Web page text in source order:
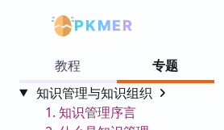
PKMER
教程
专题
知识管理与知识组织
1. 知识管理序言